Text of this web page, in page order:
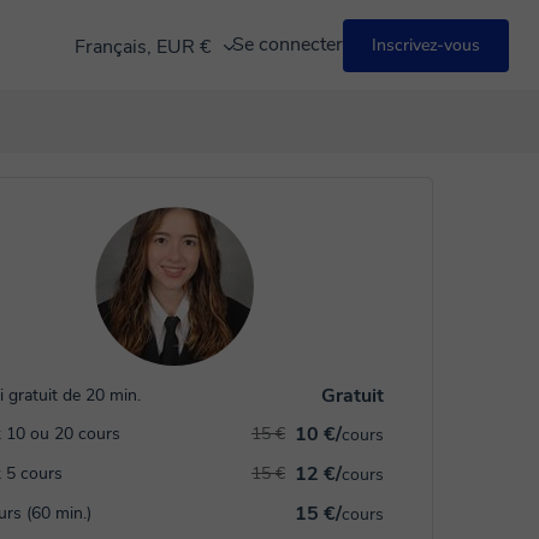
Français, EUR € Se connecter Inscrivez-vous
gratuit de 20 min. Gratuit
10 ou 20 cours 10 €/cours
15 €
5 cours
12 €/cours
15 €
(60 min.)
15 €/cours